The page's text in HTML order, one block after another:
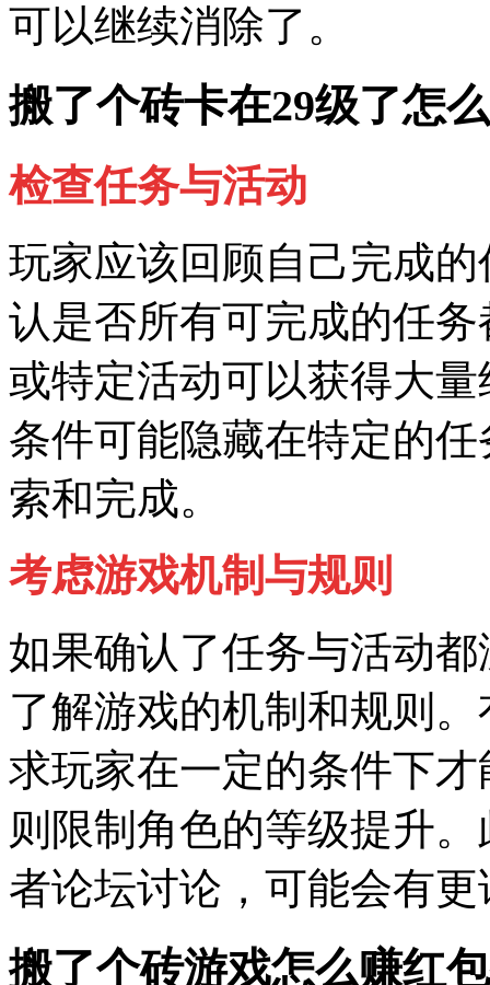
可以继续消除了。
搬了个砖卡在29级了怎
检查任务与活动
玩家应该回顾自己完成
认是否所有可完成的任
或特定活动可以获得大
条件可能隐藏在特定的
索和完成。
考虑游戏机制与规则
如果确认了任务与活动
了解游戏的机制和规则
求玩家在一定的条件下
则限制角色的等级提升
者论坛讨论，可能会有
搬了个砖游戏怎么赚红